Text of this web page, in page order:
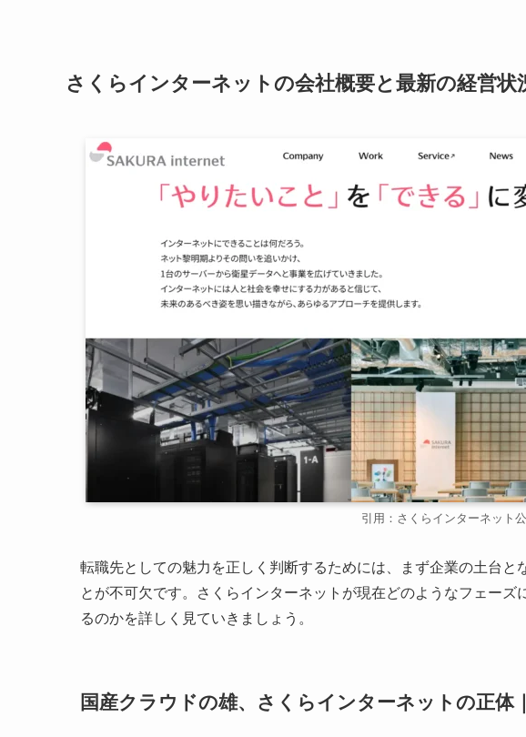
さくらインターネットの会社概要と最新の経営状
引用：さくらインターネット
転職先としての魅力を正しく判断するためには、まず企業の土台と
とが不可欠です。さくらインターネットが現在どのようなフェー
るのかを詳しく見ていきましょう。
国産クラウドの雄、さくらインターネットの正体